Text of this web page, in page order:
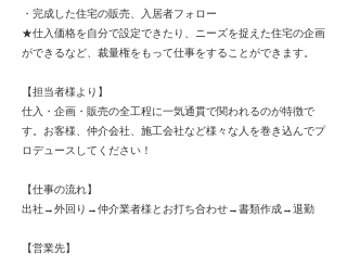
・完成した住宅の販売、入居者フォロー
★仕入価格を自分で設定できたり、ニーズを捉えた住宅の企画
ができるなど、裁量権をもって仕事をすることができます。
【担当者様より】
仕入・企画・販売の全工程に一気通貫で関われるのが特徴で
す。お客様、仲介会社、施工会社など様々な人を巻き込んでプ
ロデュースしてください！
【仕事の流れ】
出社→外回り→仲介業者様とお打ち合わせ→書類作成→退勤
【営業先】